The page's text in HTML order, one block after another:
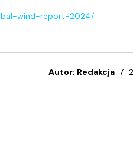
wind-report-2024/
Autor: Redakcja